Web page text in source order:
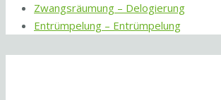
Zwangsräumung – Delogierung
Entrümpelung – Entrümpelung